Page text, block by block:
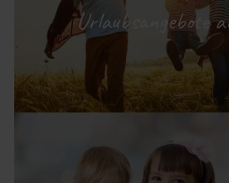
Urlaubsangebote